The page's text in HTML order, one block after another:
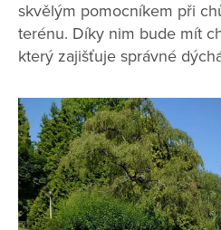
skvělým pomocníkem při
terénu. Díky nim bude mít
který zajišťuje správné